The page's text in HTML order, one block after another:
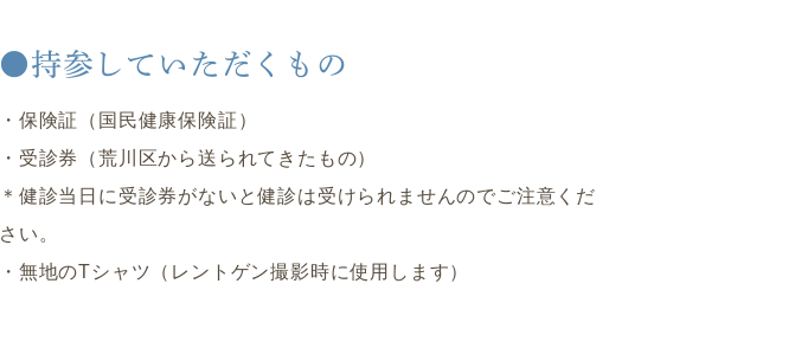
●持参していただくもの
・保険証（国民健康保険証）
・受診券（荒川区から送られてきたもの）
＊健診当日に受診券がないと健診は受けられませんのでご注意くだ
さい。
・無地のTシャツ（レントゲン撮影時に使用します）